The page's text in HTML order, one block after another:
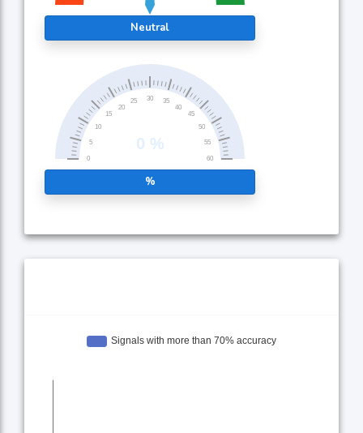
Neutral
%